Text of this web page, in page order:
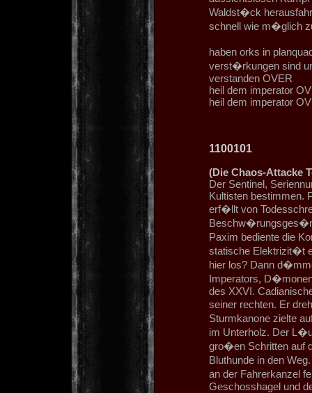
Waldst�ck
schnell wie m�glich
haben orks in
verst�rkungen sind
verstanden OVER
heil dem imperator
heil dem imperator
1100101
(Die Chaos-Attacke
Der Sentinel,
Kultisten bestimmen.
erf�llt von
Paxim bediente die
statische Elektrizit�t
hier los? Dann
Imperators,
des XXVI.
seiner rechten. Er
Sturmkanone zielte
im Unterholz. Der
gro�en Schritten auf
Bluthunde in den
an der Fahrerkanzel
Geschosshagel und